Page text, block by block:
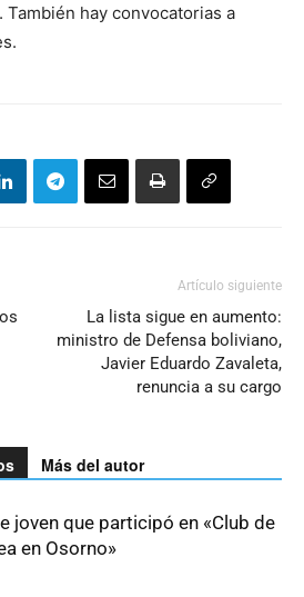
hay convocatorias a
Artículo siguiente
La lista sigue en aumento:
ministro de Defensa boliviano,
Javier Eduardo Zavaleta,
renuncia a su cargo
Más del autor
joven que participó en «Club de
en Osorno»